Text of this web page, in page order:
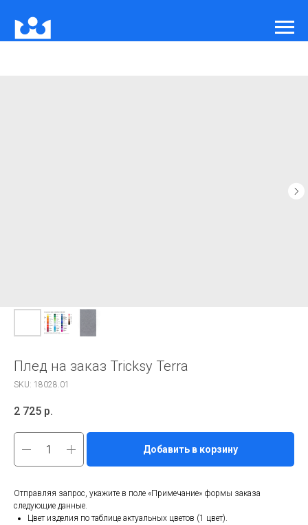
Плед на заказ Tricksy Terra
SKU: 18028.01
2 725 р.
Добавить в корзину
Отправляя запрос, укажите в поле «Примечание» формы заказа
следующие данные.
Цвет изделия по таблице актуальных цветов (1 цвет).